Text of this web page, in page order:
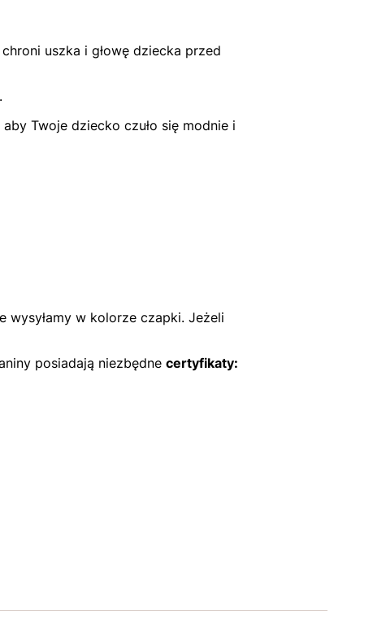
uszka i głowę dziecka przed
Twoje dziecko czuło się modnie i
wysyłamy w kolorze czapki. Jeżeli
posiadają niezbędne certyfikaty: